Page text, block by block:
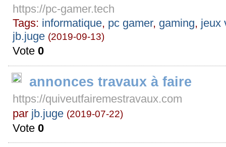
https://pc-gamer.tech
Tags: informatique, pc gamer, gaming, jeux
jb.juge (2019-09-13)
Vote0
annonces travaux à faire
https://quiveutfairemestravaux.com
par jb.juge (2019-07-22)
Vote0